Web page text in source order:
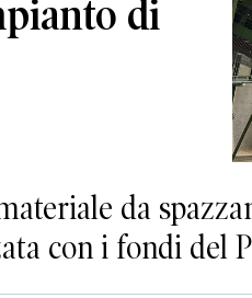
di
da
con i fondi del